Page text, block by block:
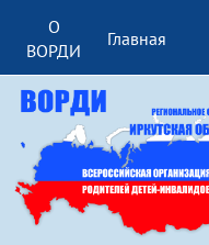
О
ВОРДИ
Главная